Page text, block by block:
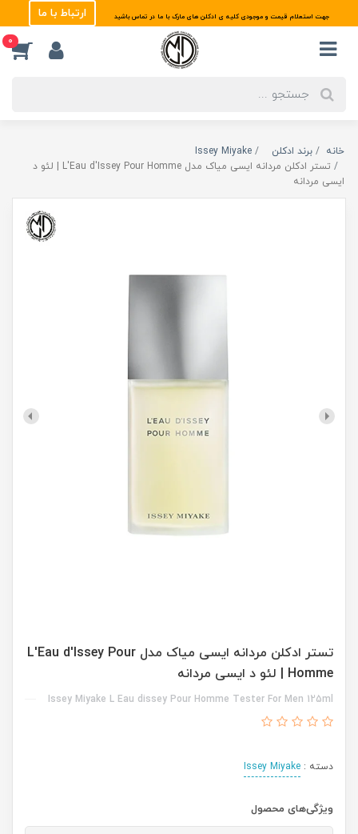
جهت استعلام قیمت و موجودی کلیه ی ادکلن های مارک با ما در تماس باشید ارتباط با ما
0
خانه برند ادکلن
Issey Miyake
تستر ادکلن مردانه ایسی میاک مدل L'Eau d'Issey Pour Homme | لئو د
ایسی مردانه
تستر ادکلن مردانه ایسی میاک مدل L'Eau d'Issey Pour
Homme | لئو د ایسی مردانه
Issey Miyake L Eau dissey Pour Homme Tester For Men 125ml
دسته : Issey Miyake
ویژگی‌های محصول